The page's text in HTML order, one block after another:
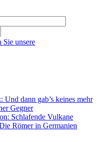
Sie unsere
Und dann gab’s keines mehr
Gegner
Schlafende Vulkane
Römer in Germanien